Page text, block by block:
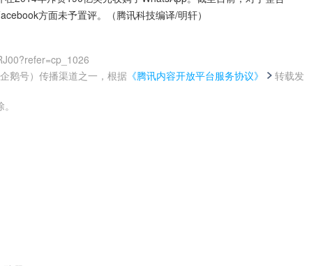
方面未予置评。（腾讯科技编译/明轩）
鹅号）传播渠道之一，根据 《腾讯内容开放平台服务协议》
转载发